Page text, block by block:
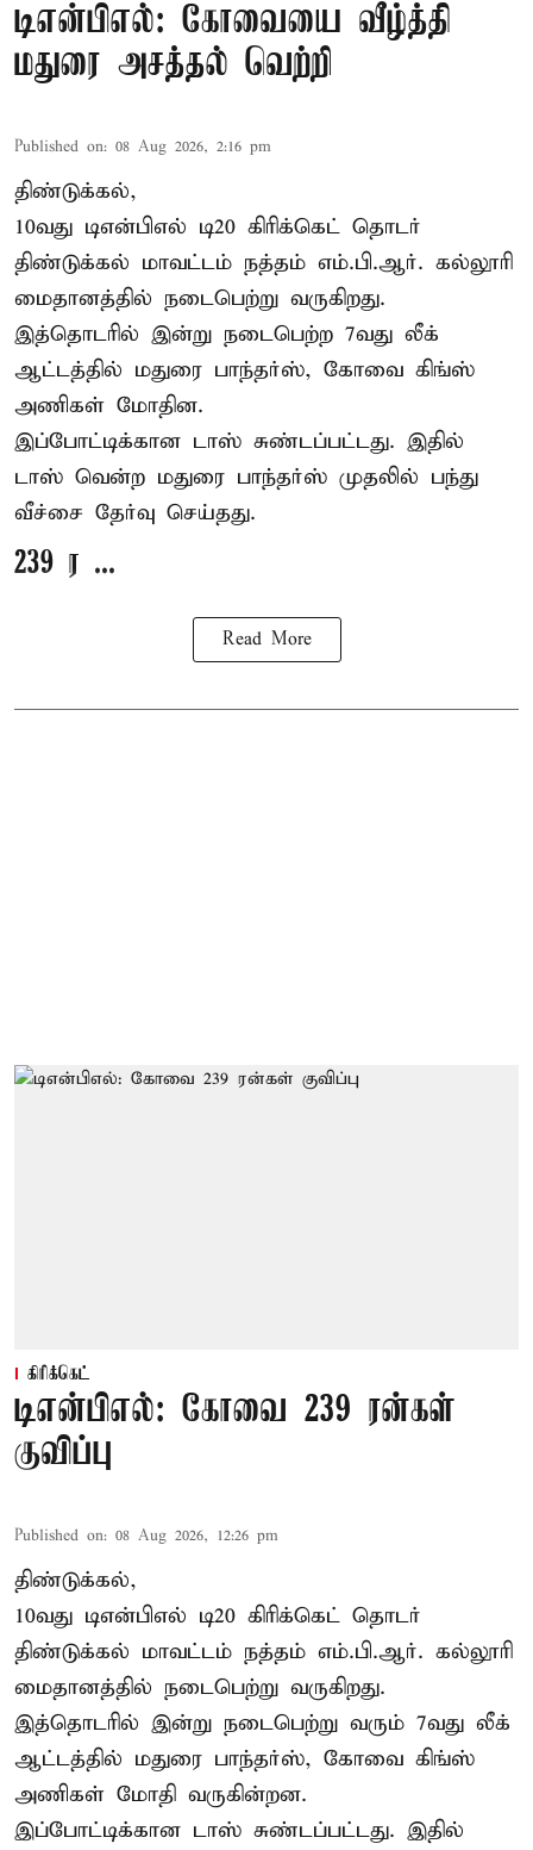
டிஎன்பிஎல்: கோவையை வீழ்த்தி
மதுரை அசத்தல் வெற்றி
Published on: 08 Aug 2026, 2:16 pm
திண்டுக்கல்,
10வது டிஎன்பிஎல் டி20 கிரிக்கெட் தொடர்
திண்டுக்கல் மாவட்டம் நத்தம் எம்.பி.ஆர். கல்லூரி
மைதானத்தில் நடைபெற்று வருகிறது.
இத்தொடரில் இன்று நடைபெற்ற 7வது லீக்
ஆட்டத்தில் மதுரை பாந்தர்ஸ், கோவை கிங்ஸ்
அணிகள் மோதின.
இப்போட்டிக்கான டாஸ் சுண்டப்பட்டது. இதில்
டாஸ் வென்ற மதுரை பாந்தர்ஸ் முதலில் பந்து
வீச்சை தேர்வு செய்தது.
239 ர ...
Read More
கிரிக்கெட்
டிஎன்பிஎல்: கோவை 239 ரன்கள்
குவிப்பு
Published on: 08 Aug 2026, 12:26 pm
திண்டுக்கல்,
10வது டிஎன்பிஎல் டி20 கிரிக்கெட் தொடர்
திண்டுக்கல் மாவட்டம் நத்தம் எம்.பி.ஆர். கல்லூரி
மைதானத்தில் நடைபெற்று வருகிறது.
இத்தொடரில் இன்று நடைபெற்று வரும் 7வது லீக்
ஆட்டத்தில் மதுரை பாந்தர்ஸ், கோவை கிங்ஸ்
அணிகள் மோதி வருகின்றன.
இப்போட்டிக்கான டாஸ் சுண்டப்பட்டது. இதில்